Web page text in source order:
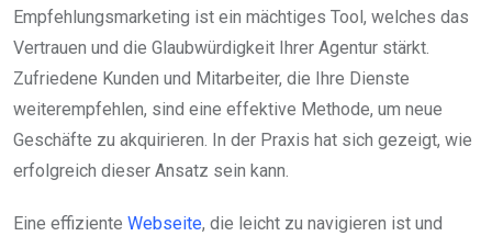
Empfehlungsmarketing ist ein mächtiges Tool, welches das
Vertrauen und die Glaubwürdigkeit Ihrer Agentur stärkt.
Zufriedene Kunden und Mitarbeiter, die Ihre Dienste
weiterempfehlen, sind eine effektive Methode, um neue
Geschäfte zu akquirieren. In der Praxis hat sich gezeigt, wie
erfolgreich dieser Ansatz sein kann.
Eine effiziente Webseite, die leicht zu navigieren ist und